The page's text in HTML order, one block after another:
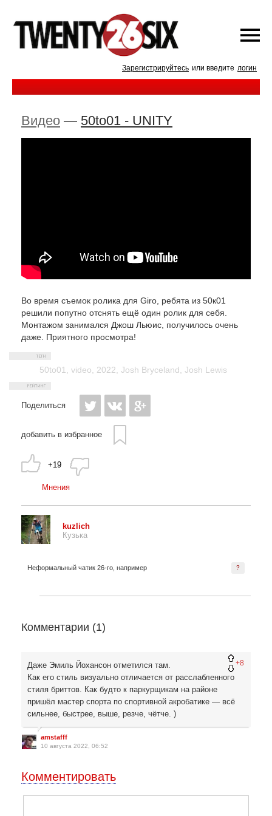
Зарегистрируйтесь или введите логин
Видео — 50to01 - UNITY
Во время съемок ролика для Giro, ребята из 50к01
решили попутно отснять ещё один ролик для себя.
Монтажом занимался Джош Льюис, получилось очень
даже. Приятного просмотра!
50to01 video 2022 Josh Bryceland Josh Lewis
Поделиться
добавить в избранное
+19
Мнения
kuzlich
Кузька
?
Неформальный чатик 26-го, например
Комментарии (1)
+8
Даже Эмиль Йохансон отметился там.
Как его стиль визуально отличается от расслабленного
стиля бриттов. Как будто к паркурщикам на районе
пришёл мастер спорта по спортивной акробатике — всё
сильнее, быстрее, выше, резче, чётче. )
amstafff
10 августа 2022, 06:52
Комментировать